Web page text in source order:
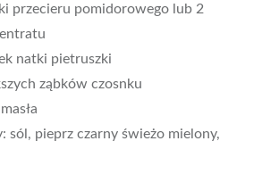
przecieru pomidorowego lub 2
natki pietruszki
ząbków czosnku
sól, pieprz czarny świeżo mielony,